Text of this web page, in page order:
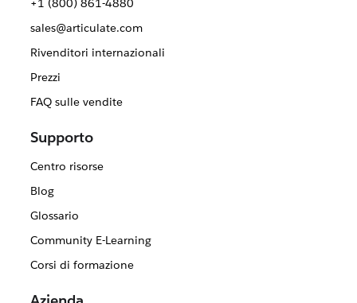
+1 (800) 861-4880
sales@articulate.com
Rivenditori internazionali
Prezzi
FAQ sulle vendite
Supporto
Centro risorse
Blog
Glossario
Community E-Learning
Corsi di formazione